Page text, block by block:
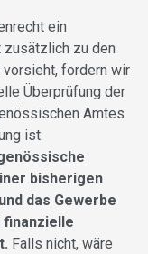
ein
zu den
vorsieht, fordern wir
Überprüfung der
Amtes
ist
bisherigen
das Gewerbe
Falls nicht, wäre